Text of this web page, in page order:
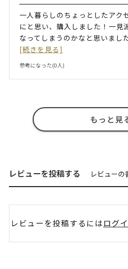
一人暮らしのちょっとしたアク
にと思い、購入しました！一見
なってしまうのかなと思いまし
[続きを見る]
参考になった(0人)
もっと見
レビューを投稿する レビューの
レビューを投稿するにはログ